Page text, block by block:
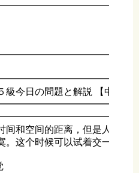
今日の問題と解説 【中級編
间和空间的距离，但是人们的
。这个时候可以试着交一些新